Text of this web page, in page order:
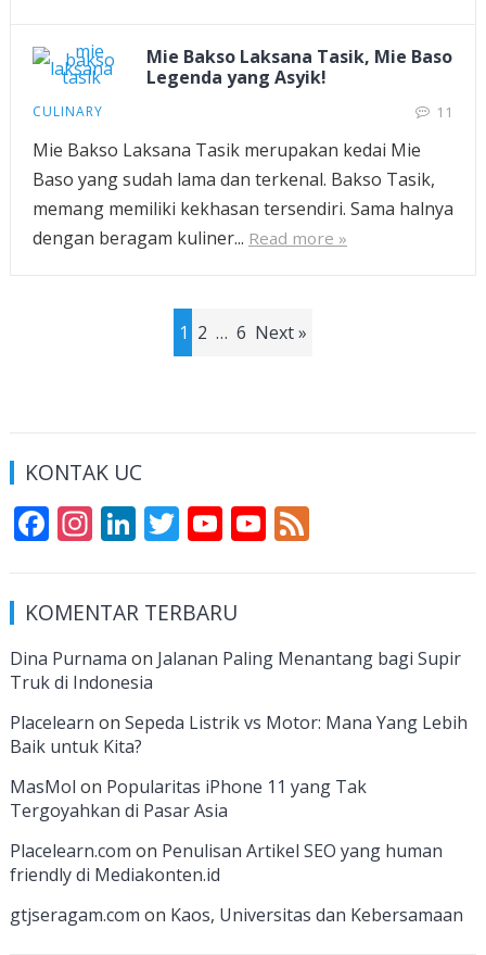
Mie Bakso Laksana Tasik, Mie Baso
Legenda yang Asyik!
CULINARY 11
Mie Bakso Laksana Tasik merupakan kedai Mie
Baso yang sudah lama dan terkenal. Bakso Tasik,
memang memiliki kekhasan tersendiri. Sama halnya
dengan beragam kuliner... Read more »
1 2 … 6 Next »
KONTAK UC
F
e
b
o
o
k
In
a
gr
a
m
Li
k
e
dI
n
T
itt
er
Y
u
T
u
e
Y
u
e
h
a
n
n
F
KOMENTAR TERBARU
Dina Purnama on Jalanan Paling Menantang bagi Supir
Truk di Indonesia
Placelearn on Sepeda Listrik vs Motor: Mana Yang Lebih
Baik untuk Kita?
MasMol on Popularitas iPhone 11 yang Tak
Tergoyahkan di Pasar Asia
Placelearn.com on Penulisan Artikel SEO yang human
friendly di Mediakonten.id
gtjseragam.com on Kaos, Universitas dan Kebersamaan